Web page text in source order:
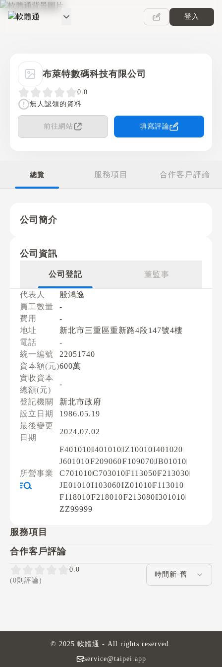
軟體通
登入
布萊特數碼科技有限公司
0.0
無人認領的資料
前往網站 填寫評論
總覽 服務項目 合作客戶評論
公司簡介
公司資訊
公司登記 董監事
代表人
殷鴻逸
員工數量
-
費用
-
地址
新北市三重區重新路4段147號4樓
電話
-
統一編號
22051740
資本額(元)600萬
實收資本
總額(元)
-
登記機關
新北市政府
設立日期
1986.05.19
最後變更
日期
2024.07.02
所營事業
F401010I401010IZ10010I401020
J601010F209060F109070JB01010
C701010C703010F113050F213030
JE01010I103060IZ01010F113010
F118010F218010F213080I301010
ZZ99999
服務項目
合作客戶評論
0.0
(0則評論)
評論排序
service@taipei.app
© 2025 軟體通 - All rights reserved.